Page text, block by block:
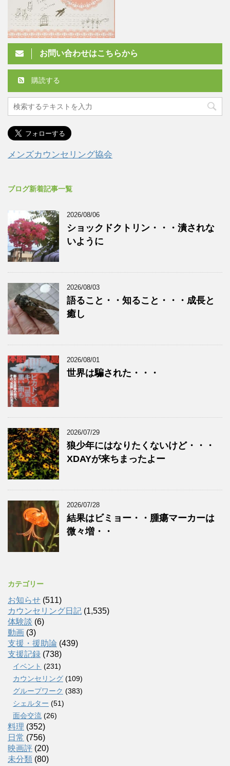
お問い合わせはこちらから
購読する
メンズカウンセリング協会
ブログ新着記事一覧
2026/08/06
ショックドクトリン・・・潰されな
いように
2026/08/03
語ること・・知ること・・・成長と
癒し
2026/08/01
世界は騙された・・・
2026/07/29
狼少年にはなりたくないけど・・・
XDAYが来ちまったよー
2026/07/28
結果はビミョー・・腫瘍マーカーは
微々増・・
カテゴリー
お知らせ (511)
カウンセリング日記 (1,535)
体験談 (6)
動画 (3)
支援・援助論 (439)
支援記録 (738)
イベント (231)
カウンセリング (109)
グループワーク (383)
シェルター (51)
面会交流 (26)
料理 (352)
日常 (756)
映画評 (20)
未分類 (80)